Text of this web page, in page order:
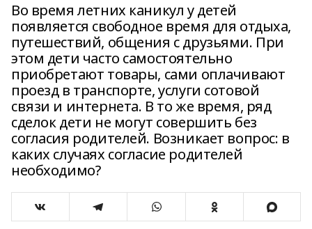
Во время летних каникул у детей
появляется свободное время для отдыха,
путешествий, общения с друзьями. При
этом дети часто самостоятельно
приобретают товары, сами оплачивают
проезд в транспорте, услуги сотовой
связи и интернета. В то же время, ряд
сделок дети не могут совершить без
согласия родителей. Возникает вопрос: в
каких случаях согласие родителей
необходимо?